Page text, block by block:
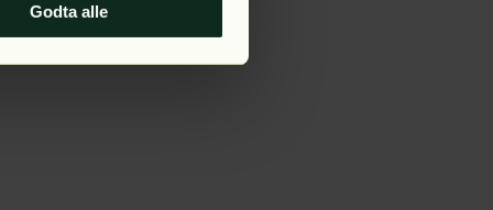
Godta alle